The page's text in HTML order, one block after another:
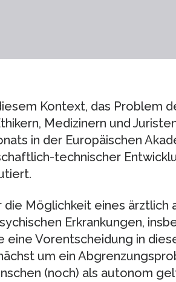
Kontext, das Problem
Medizinern und
in der Europäischen
technischer
die Möglichkeit eines ärztlich
Erkrankungen,
eine Vorentscheidung in
um ein
(noch) als autonom